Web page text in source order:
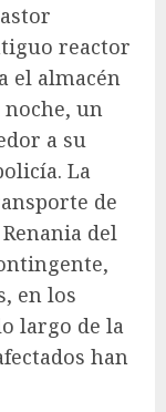
reactor
el almacén
un
a su
La
de
del
en los
largo de la
han